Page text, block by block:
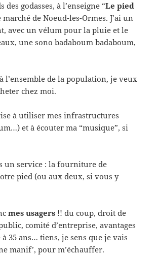
des godasses, à l’enseigne “Le pied
marché de Noeud-les-Ormes. J’ai un
avec un vélum pour la pluie et le
une sono badaboum badaboum,
à l’ensemble de la population, je veux
chez moi.
à utiliser mes infrastructures
et à écouter ma “musique”, si
un service : la fourniture de
pied (ou aux deux, si vous y
mes usagers !! du coup, droit de
comité d’entreprise, avantages
35 ans… tiens, je sens que je vais
manif’, pour m’échauffer.